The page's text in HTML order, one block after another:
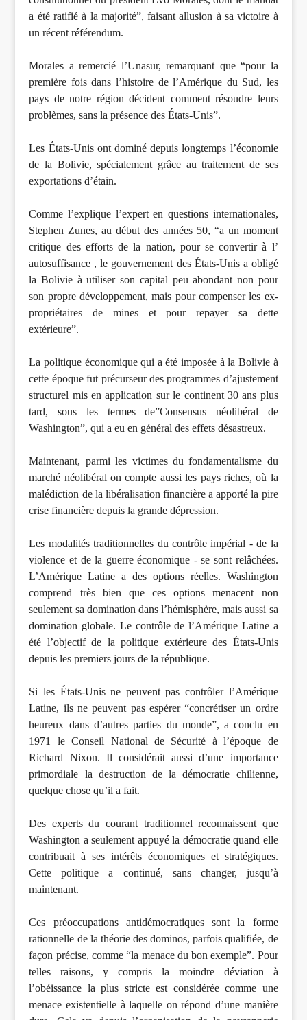
a été ratifié à la majorité”, faisant allusion à sa victoire à
un récent référendum.
Morales a remercié l’Unasur, remarquant que “pour la
première fois dans l’histoire de l’Amérique du Sud, les
pays de notre région décident comment résoudre leurs
problèmes, sans la présence des États-Unis”.
Les États-Unis ont dominé depuis longtemps l’économie
de la Bolivie, spécialement grâce au traitement de ses
exportations d’étain.
Comme l’explique l’expert en questions internationales,
Stephen Zunes, au début des années 50, “a un moment
critique des efforts de la nation, pour se convertir à l’
autosuffisance , le gouvernement des États-Unis a obligé
la Bolivie à utiliser son capital peu abondant non pour
son propre développement, mais pour compenser les ex-
propriétaires de mines et pour repayer sa dette
extérieure”.
La politique économique qui a été imposée à la Bolivie à
cette époque fut précurseur des programmes d’ajustement
structurel mis en application sur le continent 30 ans plus
tard, sous les termes de”Consensus néolibéral de
Washington”, qui a eu en général des effets désastreux.
Maintenant, parmi les victimes du fondamentalisme du
marché néolibéral on compte aussi les pays riches, où la
malédiction de la libéralisation financière a apporté la pire
crise financière depuis la grande dépression.
Les modalités traditionnelles du contrôle impérial - de la
violence et de la guerre économique - se sont relâchées.
L’Amérique Latine a des options réelles. Washington
comprend très bien que ces options menacent non
seulement sa domination dans l’hémisphère, mais aussi sa
domination globale. Le contrôle de l’Amérique Latine a
été l’objectif de la politique extérieure des États-Unis
depuis les premiers jours de la république.
Si les États-Unis ne peuvent pas contrôler l’Amérique
Latine, ils ne peuvent pas espérer “concrétiser un ordre
heureux dans d’autres parties du monde”, a conclu en
1971 le Conseil National de Sécurité à l’époque de
Richard Nixon. Il considérait aussi d’une importance
primordiale la destruction de la démocratie chilienne,
quelque chose qu’il a fait.
Des experts du courant traditionnel reconnaissent que
Washington a seulement appuyé la démocratie quand elle
contribuait à ses intérêts économiques et stratégiques.
Cette politique a continué, sans changer, jusqu’à
maintenant.
Ces préoccupations antidémocratiques sont la forme
rationnelle de la théorie des dominos, parfois qualifiée, de
façon précise, comme “la menace du bon exemple”. Pour
telles raisons, y compris la moindre déviation à
l’obéissance la plus stricte est considérée comme une
menace existentielle à laquelle on répond d’une manière